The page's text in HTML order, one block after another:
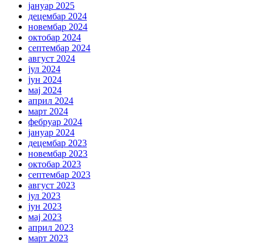
јануар 2025
децембар 2024
новембар 2024
октобар 2024
септембар 2024
август 2024
јул 2024
јун 2024
мај 2024
април 2024
март 2024
фебруар 2024
јануар 2024
децембар 2023
новембар 2023
октобар 2023
септембар 2023
август 2023
јул 2023
јун 2023
мај 2023
април 2023
март 2023